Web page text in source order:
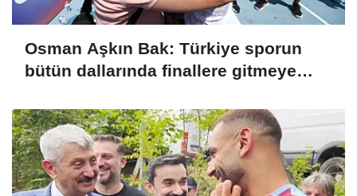
Osman Aşkın Bak: Türkiye sporun
bütün dallarında finallere gitmeye